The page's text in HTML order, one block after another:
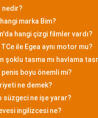
nedir?
marka Bim?
hangi çizgi filmler vardı?
ile Egea aynı motor mu?
şoklu tasma mı havlama
boyu önemli mi?
ne demek?
süzgeci ne işe yarar?
ingilizcesi ne?